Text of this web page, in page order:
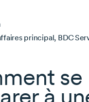
principal, BDC
se